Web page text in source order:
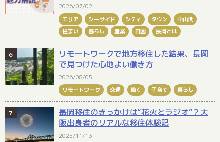
2026/07/02
エリア
シーサイド シティ タウン
中山間
住まい
暮らし 産業 田園 長岡とは
リモートワークで地方移住した結果、長岡
で見つけた心地よい働き方
2026/08/05
リモートワーク
交通 働く 子育て 暮らし
長岡移住のきっかけは“花火とラジオ”？大
阪出身者のリアルな移住体験記
2025/11/13